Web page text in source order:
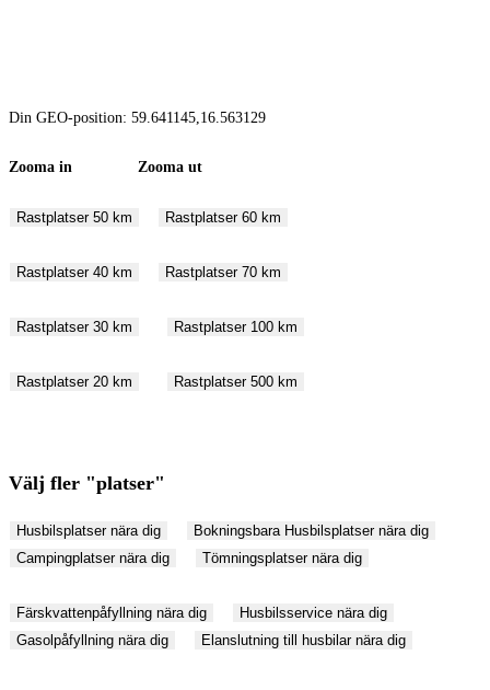
Din GEO-position: 59.641145,16.563129
Zooma in Zooma ut
Rastplatser 50 km Rastplatser 60 km
Rastplatser 40 km Rastplatser 70 km
Rastplatser 30 km Rastplatser 100 km
Rastplatser 20 km Rastplatser 500 km
Välj fler "platser"
Husbilsplatser nära dig
Bokningsbara Husbilsplatser nära dig
Campingplatser nära dig
Tömningsplatser nära dig
Färskvattenpåfyllning nära dig
Husbilsservice nära dig
Gasolpåfyllning nära dig
Elanslutning till husbilar nära dig